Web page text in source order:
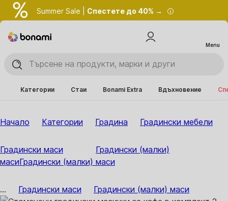
Summer Sale | Спестете до 40% →
Menu
Категории Стаи Bonami Extra Вдъхновение
Начало Категории Градина Градински мебели
Градински маси
Градински (малки)
масиГрадински (малки) маси
... Градински маси Градински (малки) маси